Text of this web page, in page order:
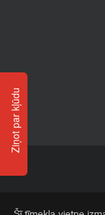
Ziņot par kļūdu